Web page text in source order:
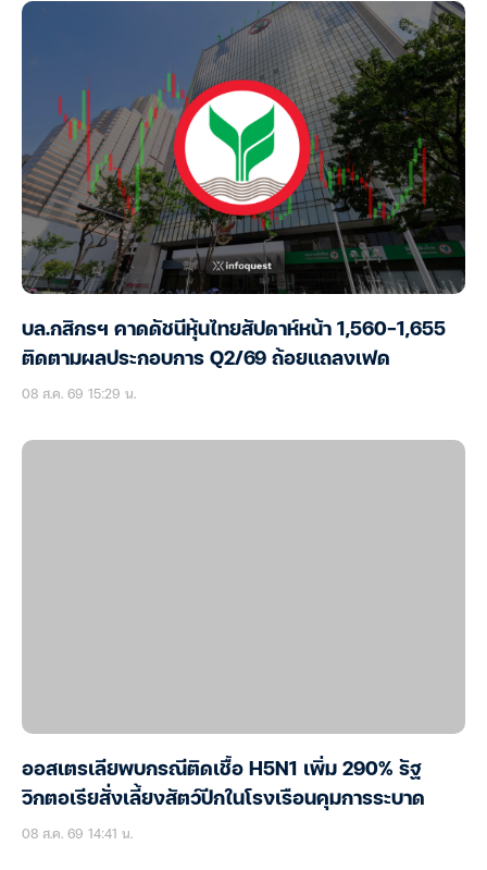
บล.กสิกรฯ คาดดัชนีหุ้นไทยสัปดาห์หน้า 1,560-1,655
ติดตามผลประกอบการ Q2/69 ถ้อยแถลงเฟด
08 ส.ค. 69 15:29 น.
ออสเตรเลียพบกรณีติดเชื้อ H5N1 เพิ่ม 290% รัฐ
วิกตอเรียสั่งเลี้ยงสัตว์ปีกในโรงเรือนคุมการระบาด
08 ส.ค. 69 14:41 น.